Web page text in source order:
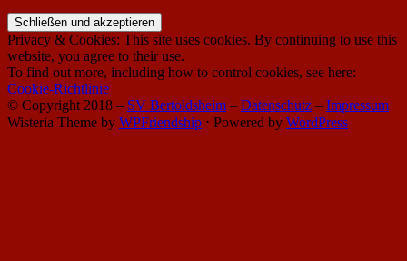
Privacy & Cookies: This site uses cookies. By continuing to use this
website, you agree to their use.
To find out more, including how to control cookies, see here:
Cookie-Richtlinie
© Copyright 2018 – SV Bertoldsheim – Datenschutz – Impressum
Wisteria Theme by WPFriendship ⋅ Powered by WordPress